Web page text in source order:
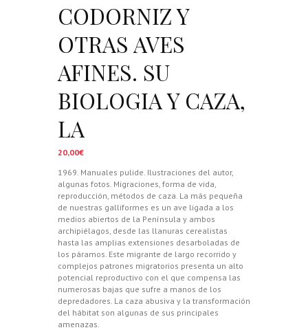
CODORNIZ Y
OTRAS AVES
AFINES. SU
BIOLOGIA Y CAZA,
LA
20,00€
1969. Manuales pulide. Ilustraciones del autor,
algunas fotos. Migraciones, forma de vida,
reproducción, métodos de caza. La más pequeña
de nuestras galliformes es un ave ligada a los
medios abiertos de la Península y ambos
archipiélagos, desde las llanuras cerealistas
hasta las amplias extensiones desarboladas de
los páramos. Este migrante de largo recorrido y
complejos patrones migratorios presenta un alto
potencial reproductivo con el que compensa las
numerosas bajas que sufre a manos de los
depredadores. La caza abusiva y la transformación
del hábitat son algunas de sus principales
amenazas.